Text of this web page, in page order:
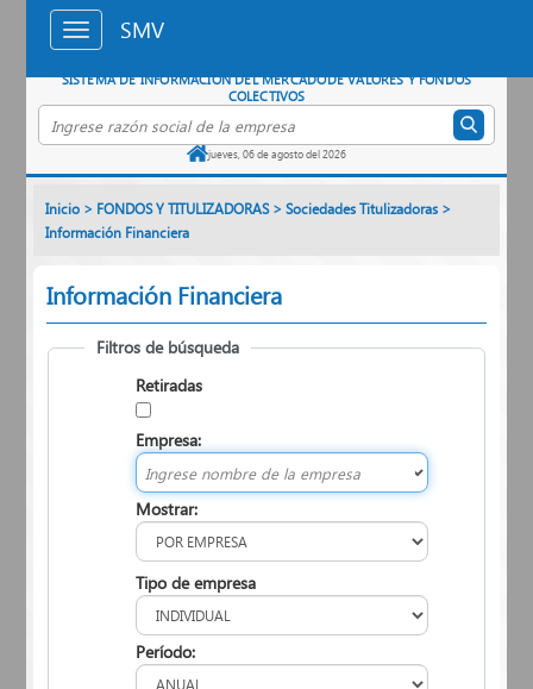
Saltar al contenido principal
SISTEMA DE INFORMACIÓN DEL MERCADODE VALORES Y FONDOS
COLECTIVOS
Buscar empresa por razón social
jueves, 06 de agosto del 2026
SMV
Inicio > FONDOS Y TITULIZADORAS>Sociedades Titulizadoras >
Información Financiera
Información Financiera
Filtros de búsqueda
Retiradas
Empresa:
Mostrar:
Tipo de empresa
Período: